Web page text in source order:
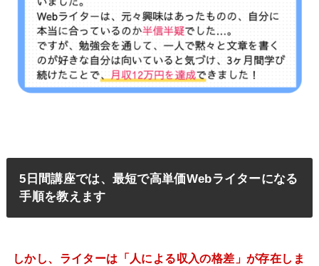
5日間講座では、最短で高単価Webライターになる
手順を教えます
しかし、ライターは「人による収入の格差」が存在しま